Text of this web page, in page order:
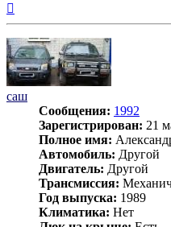
саш
Сообщения: 1992
Зарегистрирован: 21
Полное имя:
Автомобиль: Другой
Двигатель: Другой
Трансмиссия:
Год выпуска: 1989
Климатика: Нет